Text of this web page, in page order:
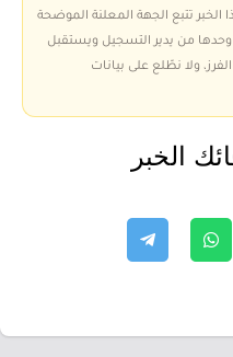
الخبر تتبع الجهة المعلنة الموضحة
من يدير التسجيل ويستقبل
ولا نطّلع على بيانات
الخبر